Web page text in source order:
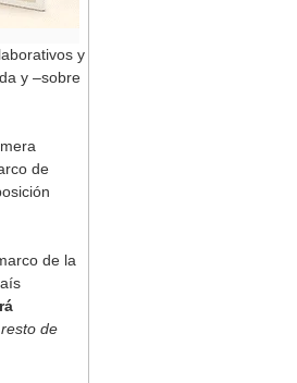
y
y –sobre
de
de la
de